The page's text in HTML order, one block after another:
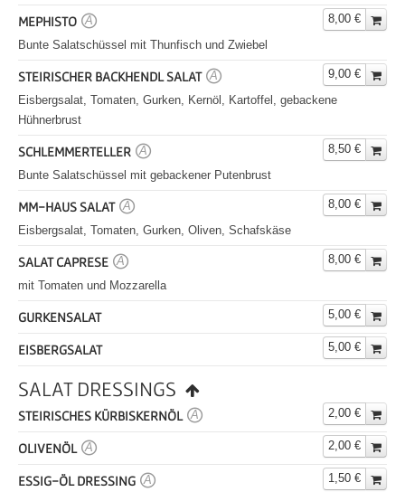
MEPHISTO A
8,00 €
Bunte Salatschüssel mit Thunfisch und Zwiebel
STEIRISCHER BACKHENDL SALAT A
9,00 €
Eisbergsalat, Tomaten, Gurken, Kernöl, Kartoffel, gebackene
Hühnerbrust
SCHLEMMERTELLER A
8,50 €
Bunte Salatschüssel mit gebackener Putenbrust
MM-HAUS SALAT A
8,00 €
Eisbergsalat, Tomaten, Gurken, Oliven, Schafskäse
SALAT CAPRESE A
8,00 €
mit Tomaten und Mozzarella
GURKENSALAT 5,00 €
EISBERGSALAT 5,00 €
SALAT DRESSINGS
STEIRISCHES KÜRBISKERNÖL A 2,00 €
OLIVENÖL A 2,00 €
ESSIG-ÖL DRESSING A 1,50 €